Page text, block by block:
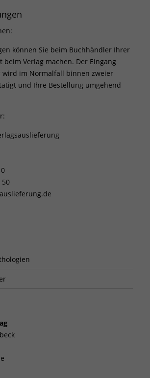
können Sie beim Buchhändler Ihrer
beim Verlag machen. Der Eingang
wird im Normalfall binnen zweier
und Ihre Bestellung umgehend
50